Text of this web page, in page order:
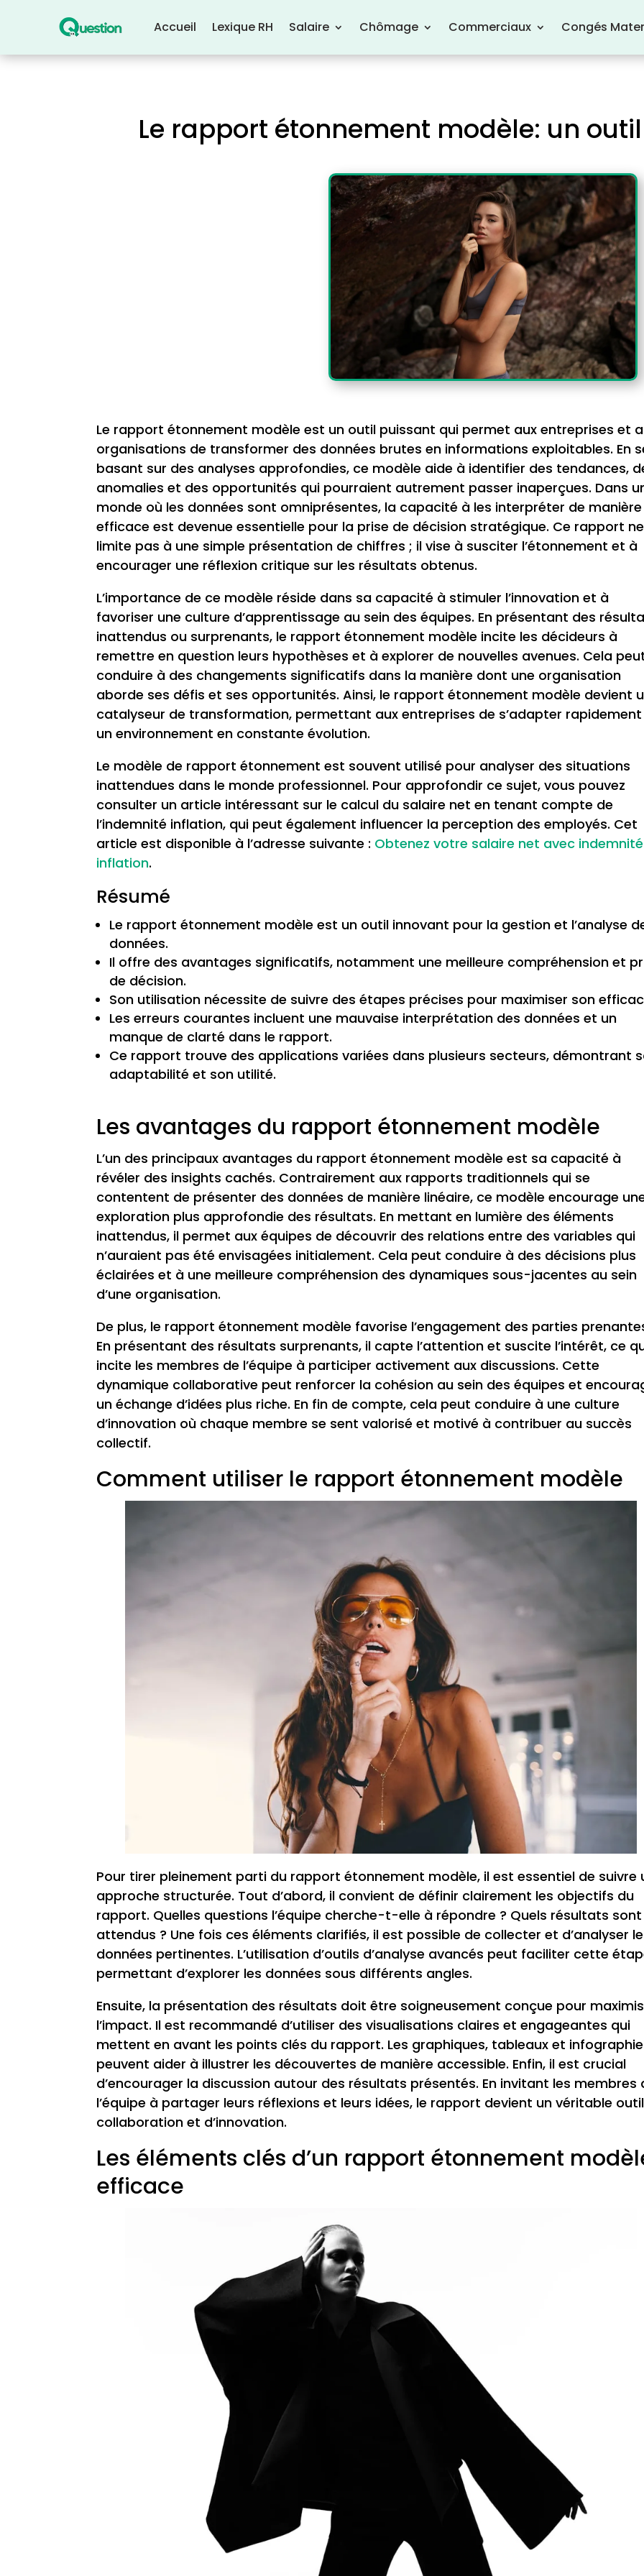
Accueil Lexique RH Salaire Chômage Commerciaux Congés
Le rapport étonnement modèle: un
Le rapport étonnement modèle est un outil puissant qui permet aux entreprises et
organisations de transformer des données brutes en informations exploitables. En
basant sur des analyses approfondies, ce modèle aide à identifier des tendances,
anomalies et des opportunités qui pourraient autrement passer inaperçues. Dans
monde où les données sont omniprésentes, la capacité à les interpréter de manière
efficace est devenue essentielle pour la prise de décision stratégique. Ce rapport
limite pas à une simple présentation de chiffres ; il vise à susciter l’étonnement et à
encourager une réflexion critique sur les résultats obtenus.
L’importance de ce modèle réside dans sa capacité à stimuler l’innovation et à
favoriser une culture d’apprentissage au sein des équipes. En présentant des
inattendus ou surprenants, le rapport étonnement modèle incite les décideurs à
remettre en question leurs hypothèses et à explorer de nouvelles avenues. Cela
conduire à des changements significatifs dans la manière dont une organisation
aborde ses défis et ses opportunités. Ainsi, le rapport étonnement modèle devient
catalyseur de transformation, permettant aux entreprises de s’adapter
un environnement en constante évolution.
Le modèle de rapport étonnement est souvent utilisé pour analyser des situations
inattendues dans le monde professionnel. Pour approfondir ce sujet, vous pouvez
consulter un article intéressant sur le calcul du salaire net en tenant compte de
l’indemnité inflation, qui peut également influencer la perception des employés. Cet
article est disponible à l’adresse suivante : Obtenez votre salaire net avec indemnité
inflation.
Résumé
Le rapport étonnement modèle est un outil innovant pour la gestion et l’analyse
données.
Il offre des avantages significatifs, notamment une meilleure compréhension et
de décision.
Son utilisation nécessite de suivre des étapes précises pour maximiser son
Les erreurs courantes incluent une mauvaise interprétation des données et un
manque de clarté dans le rapport.
Ce rapport trouve des applications variées dans plusieurs secteurs, démontrant
adaptabilité et son utilité.
Les avantages du rapport étonnement modèle
L’un des principaux avantages du rapport étonnement modèle est sa capacité à
révéler des insights cachés. Contrairement aux rapports traditionnels qui se
contentent de présenter des données de manière linéaire, ce modèle encourage
exploration plus approfondie des résultats. En mettant en lumière des éléments
inattendus, il permet aux équipes de découvrir des relations entre des variables qui
n’auraient pas été envisagées initialement. Cela peut conduire à des décisions plus
éclairées et à une meilleure compréhension des dynamiques sous-jacentes au sein
d’une organisation.
De plus, le rapport étonnement modèle favorise l’engagement des parties
En présentant des résultats surprenants, il capte l’attention et suscite l’intérêt, ce
incite les membres de l’équipe à participer activement aux discussions. Cette
dynamique collaborative peut renforcer la cohésion au sein des équipes et
un échange d’idées plus riche. En fin de compte, cela peut conduire à une culture
d’innovation où chaque membre se sent valorisé et motivé à contribuer au succès
collectif.
Comment utiliser le rapport étonnement modèle
Pour tirer pleinement parti du rapport étonnement modèle, il est essentiel de suivre
approche structurée. Tout d’abord, il convient de définir clairement les objectifs du
rapport. Quelles questions l’équipe cherche-t-elle à répondre ? Quels résultats sont
attendus ? Une fois ces éléments clarifiés, il est possible de collecter et d’analyser
données pertinentes. L’utilisation d’outils d’analyse avancés peut faciliter cette
permettant d’explorer les données sous différents angles.
Ensuite, la présentation des résultats doit être soigneusement conçue pour
l’impact. Il est recommandé d’utiliser des visualisations claires et engageantes qui
mettent en avant les points clés du rapport. Les graphiques, tableaux et
peuvent aider à illustrer les découvertes de manière accessible. Enfin, il est crucial
d’encourager la discussion autour des résultats présentés. En invitant les membres
l’équipe à partager leurs réflexions et leurs idées, le rapport devient un véritable
collaboration et d’innovation.
Les éléments clés d’un rapport étonnement
efficace